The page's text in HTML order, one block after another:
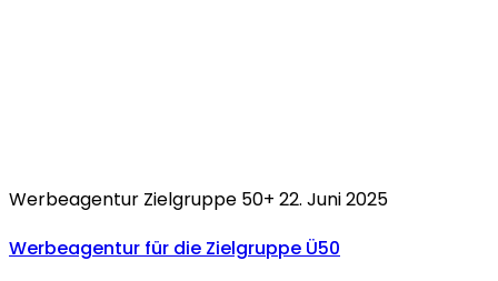
Werbeagentur Zielgruppe 50+ 22. Juni 2025
Werbeagentur für die Zielgruppe Ü50